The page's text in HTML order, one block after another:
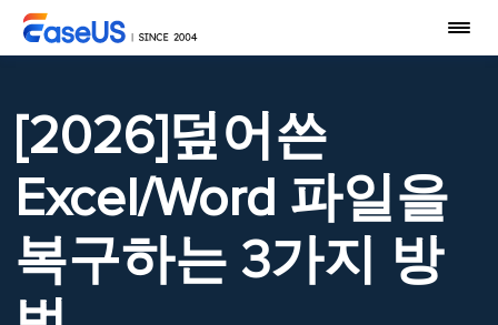
[2026]덮어쓴
Excel/Word 파일을
복구하는 3가지 방